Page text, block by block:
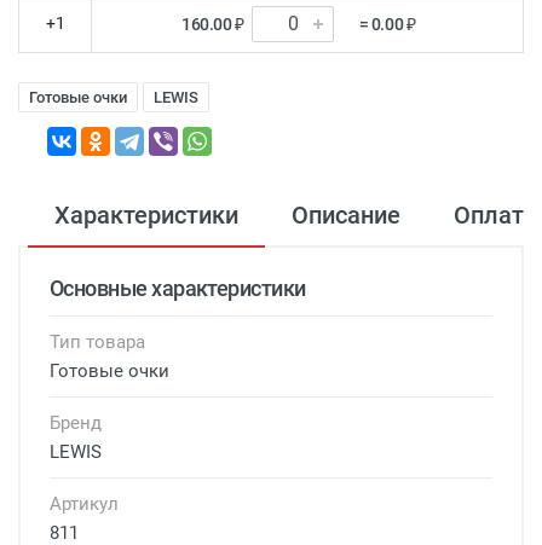
+1 160.00 ₽ = 0.00 ₽
Готовые очки LEWIS
Характеристики Описание Оплата
Основные характеристики
Тип товара
Готовые очки
Бренд
LEWIS
Артикул
811